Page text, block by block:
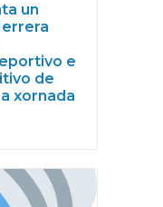
un
e
de
xornada